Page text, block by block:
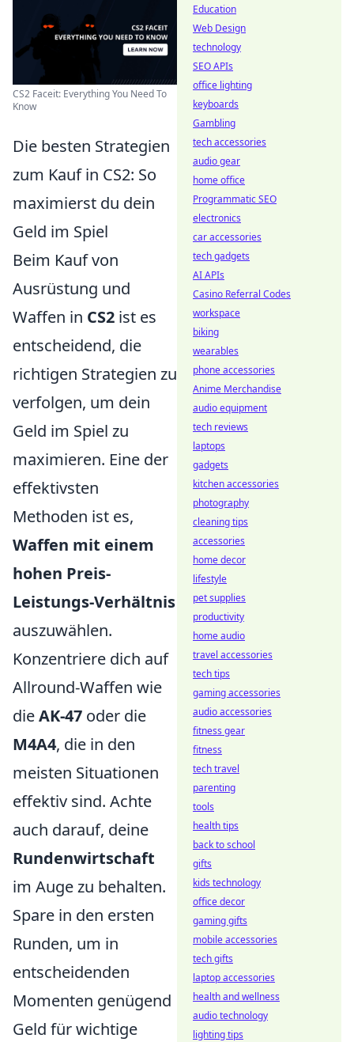
CS2 Faceit: Everything You Need To
Know
Die besten Strategien
zum Kauf in CS2: So
maximierst du dein
Geld im Spiel
Beim Kauf von
Ausrüstung und
Waffen in CS2 ist es
entscheidend, die
richtigen Strategien zu
verfolgen, um dein
Geld im Spiel zu
maximieren. Eine der
effektivsten
Methoden ist es,
Waffen mit einem
hohen Preis-
Leistungs-Verhältnis
auszuwählen.
Konzentriere dich auf
Allround-Waffen wie
dieAK-47 oder die
M4A4, die in den
meisten Situationen
effektiv sind. Achte
auch darauf, deine
Rundenwirtschaft
im Auge zu behalten.
Spare in den ersten
Runden, um in
entscheidenden
Momenten genügend
Geld für wichtige
Education
Web Design
technology
SEO APIs
office lighting
keyboards
Gambling
tech accessories
audio gear
home office
Programmatic SEO
electronics
car accessories
tech gadgets
AI APIs
Casino Referral Codes
workspace
biking
wearables
phone accessories
Anime Merchandise
audio equipment
tech reviews
laptops
gadgets
kitchen accessories
photography
cleaning tips
accessories
home decor
lifestyle
pet supplies
productivity
home audio
travel accessories
tech tips
gaming accessories
audio accessories
fitness gear
fitness
tech travel
parenting
tools
health tips
back to school
gifts
kids technology
office decor
gaming gifts
mobile accessories
tech gifts
laptop accessories
health and wellness
audio technology
lighting tips